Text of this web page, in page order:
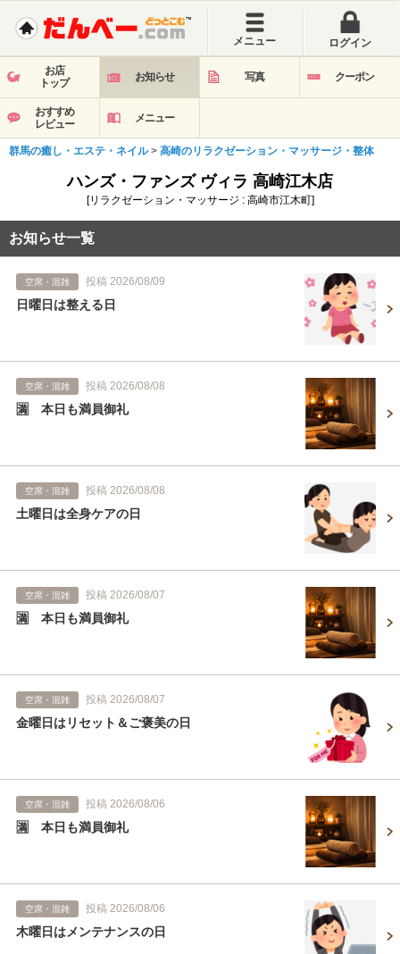
メニュー ログイン
お店
トップ
お知らせ 写真 クーポン
おすすめ
レビュー
メニュー
群馬の癒し・エステ・ネイル> 高崎のリラクゼーション・マッサージ・整体
ハンズ・ファンズ ヴィラ 高崎江木店
[リラクゼーション・マッサージ : 高崎市江木町]
お知らせ一覧
空席・混雑 投稿 2026/08/09
日曜日は整える日
空席・混雑 投稿 2026/08/08
🈵 本日も満員御礼
空席・混雑 投稿 2026/08/08
土曜日は全身ケアの日
空席・混雑 投稿 2026/08/07
🈵 本日も満員御礼
空席・混雑 投稿 2026/08/07
金曜日はリセット＆ご褒美の日
空席・混雑 投稿 2026/08/06
🈵 本日も満員御礼
空席・混雑 投稿 2026/08/06
木曜日はメンテナンスの日